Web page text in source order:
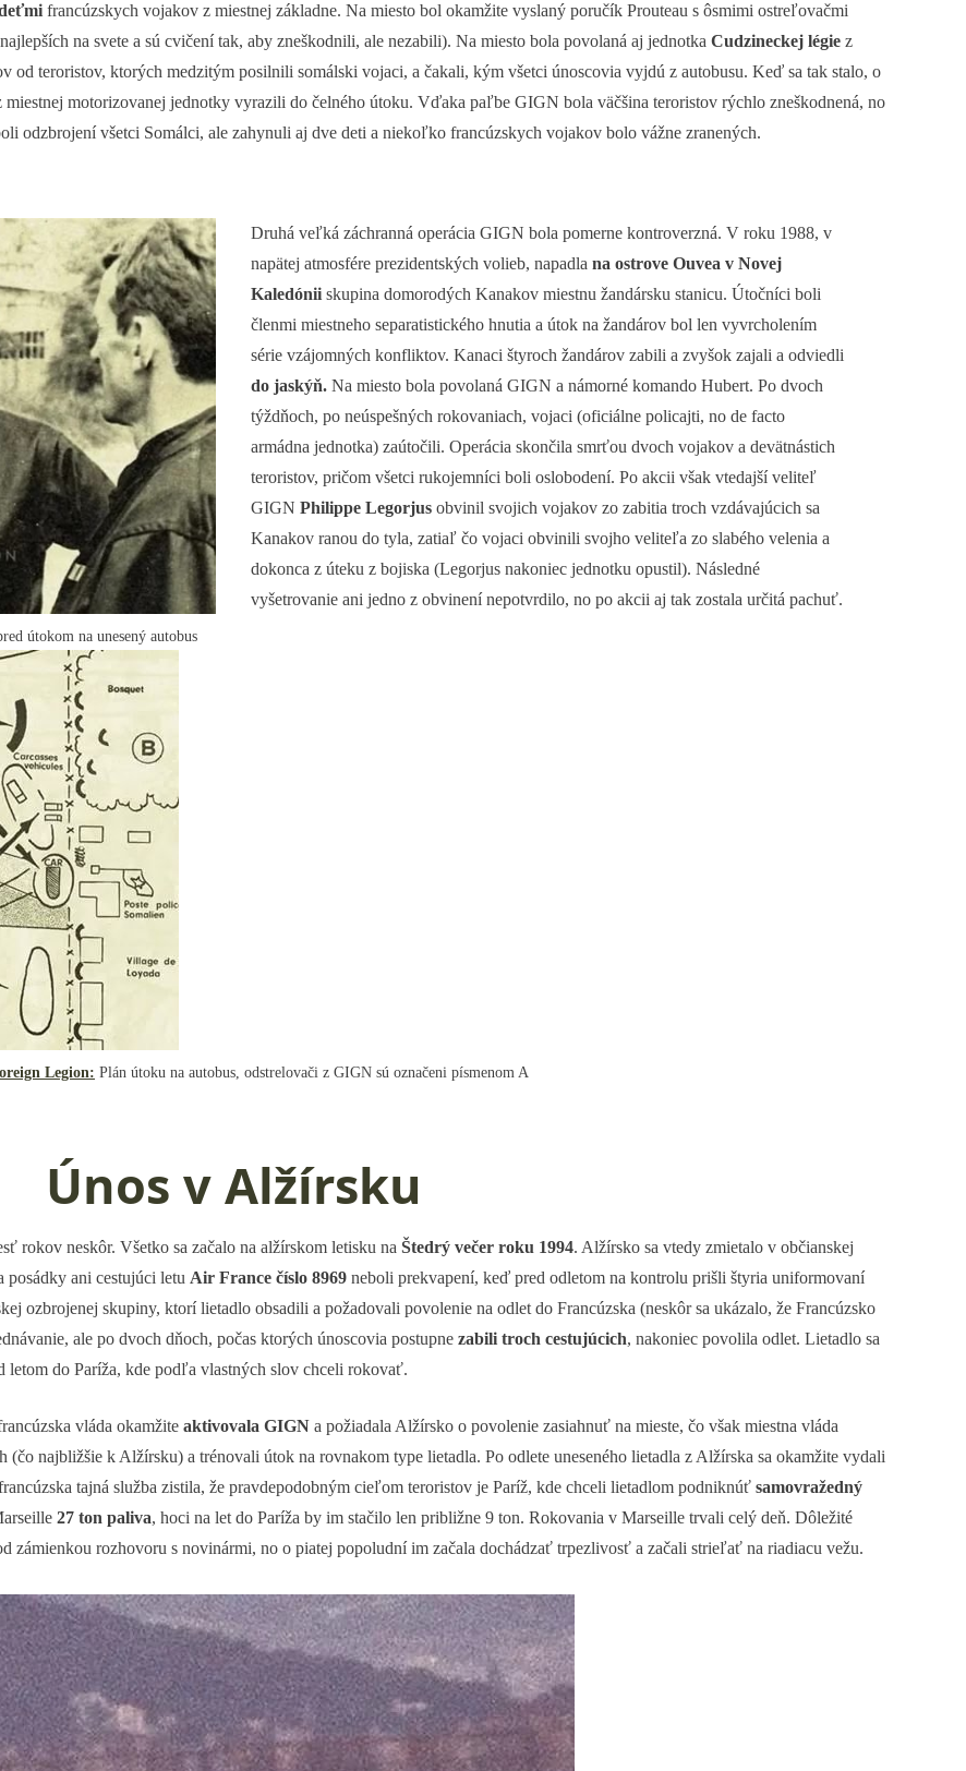
francúzskych vojakov z miestnej základne. Na miesto bol okamžite vyslaný poručík Prouteau s ôsmimi ostreľovačmi
na svete a sú cvičení tak, aby zneškodnili, ale nezabili). Na miesto bola povolaná aj jednotka Cudzineckej légie z
teroristov, ktorých medzitým posilnili somálski vojaci, a čakali, kým všetci únoscovia vyjdú z autobusu. Keď sa tak stalo, o
motorizovanej jednotky vyrazili do čelného útoku. Vďaka paľbe GIGN bola väčšina teroristov rýchlo zneškodnená, no
odzbrojení všetci Somálci, ale zahynuli aj dve deti a niekoľko francúzskych vojakov bolo vážne zranených.
útokom na unesený autobus
Druhá veľká záchranná operácia GIGN bola pomerne kontroverzná. V roku 1988, v
napätej atmosfére prezidentských volieb, napadla na ostrove Ouvea v Novej
Kaledónii skupina domorodých Kanakov miestnu žandársku stanicu. Útočníci boli
členmi miestneho separatistického hnutia a útok na žandárov bol len vyvrcholením
série vzájomných konfliktov. Kanaci štyroch žandárov zabili a zvyšok zajali a odviedli
do jaskýň. Na miesto bola povolaná GIGN a námorné komando Hubert. Po dvoch
týždňoch, po neúspešných rokovaniach, vojaci (oficiálne policajti, no de facto
armádna jednotka) zaútočili. Operácia skončila smrťou dvoch vojakov a devätnástich
teroristov, pričom všetci rukojemníci boli oslobodení. Po akcii však vtedajší veliteľ
GIGN Philippe Legorjus obvinil svojich vojakov zo zabitia troch vzdávajúcich sa
Kanakov ranou do tyla, zatiaľ čo vojaci obvinili svojho veliteľa zo slabého velenia a
dokonca z úteku z bojiska (Legorjus nakoniec jednotku opustil). Následné
vyšetrovanie ani jedno z obvinení nepotvrdilo, no po akcii aj tak zostala určitá pachuť.
Legion: Plán útoku na autobus, odstrelovači z GIGN sú označeni písmenom A
Únos v Alžírsku
rokov neskôr. Všetko sa začalo na alžírskom letisku na Štedrý večer roku 1994. Alžírsko sa vtedy zmietalo v občianskej
ani cestujúci letu Air France číslo 8969 neboli prekvapení, keď pred odletom na kontrolu prišli štyria uniformovaní
ozbrojenej skupiny, ktorí lietadlo obsadili a požadovali povolenie na odlet do Francúzska (neskôr sa ukázalo, že Francúzsko
ale po dvoch dňoch, počas ktorých únoscovia postupne zabili troch cestujúcich, nakoniec povolila odlet. Lietadlo sa
do Paríža, kde podľa vlastných slov chceli rokovať.
vláda okamžite aktivovala GIGN a požiadala Alžírsko o povolenie zasiahnuť na mieste, čo však miestna vláda
najbližšie k Alžírsku) a trénovali útok na rovnakom type lietadla. Po odlete uneseného lietadla z Alžírska sa okamžite vydali
tajná služba zistila, že pravdepodobným cieľom teroristov je Paríž, kde chceli lietadlom podniknúť samovražedný
27 ton paliva, hoci na let do Paríža by im stačilo len približne 9 ton. Rokovania v Marseille trvali celý deň. Dôležité
zámienkou rozhovoru s novinármi, no o piatej popoludní im začala dochádzať trpezlivosť a začali strieľať na riadiacu vežu.